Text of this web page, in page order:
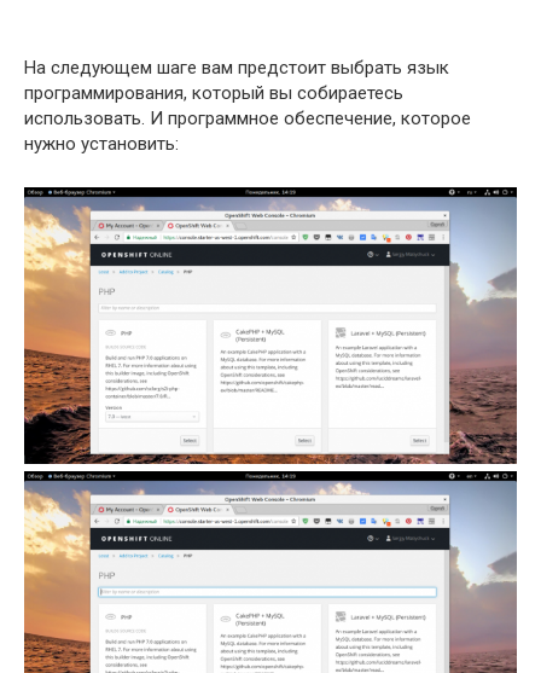
На следующем шаге вам предстоит выбрать язык
программирования, который вы собираетесь
использовать. И программное обеспечение, которое
нужно установить: